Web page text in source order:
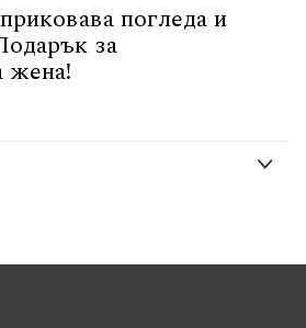
погледа и
за
жена!